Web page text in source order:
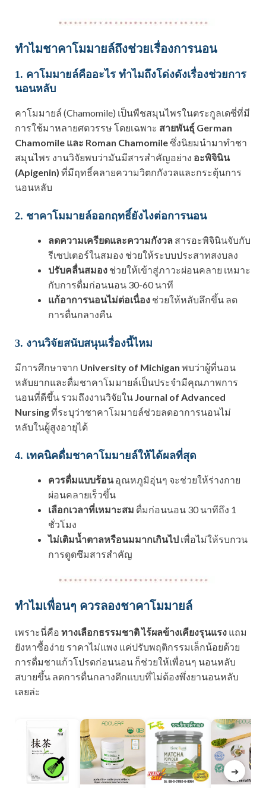
ทำไมชาคาโมมายล์ถึงช่วยเรื่องการนอน
1. คาโมมายล์คืออะไร ทำไมถึงโด่งดังเรื่องช่วยการ
นอนหลับ
คาโมมายล์ (Chamomile) เป็นพืชสมุนไพรในตระกูลเดซี่ที่มี
การใช้มาหลายศตวรรษ โดยเฉพาะ สายพันธุ์ German
Chamomile และ Roman Chamomileซึ่งนิยมนำมาทำชา
สมุนไพร งานวิจัยพบว่ามันมีสารสำคัญอย่าง อะพิจินิน
(Apigenin) ที่มีฤทธิ์คลายความวิตกกังวลและกระตุ้นการ
นอนหลับ
2. ชาคาโมมายล์ออกฤทธิ์ยังไงต่อการนอน
ลดความเครียดและความกังวล สารอะพิจินินจับกับ
รีเซปเตอร์ในสมอง ช่วยให้ระบบประสาทสงบลง
ปรับคลื่นสมอง ช่วยให้เข้าสู่ภาวะผ่อนคลาย เหมาะ
กับการดื่มก่อนนอน 30-60 นาที
แก้อาการนอนไม่ต่อเนื่อง ช่วยให้หลับลึกขึ้น ลด
การตื่นกลางคืน
3. งานวิจัยสนับสนุนเรื่องนี้ไหม
มีการศึกษาจาก University of Michigan พบว่าผู้ที่นอน
หลับยากและดื่มชาคาโมมายล์เป็นประจำมีคุณภาพการ
นอนที่ดีขึ้น รวมถึงงานวิจัยใน Journal of Advanced
Nursingที่ระบุว่าชาคาโมมายล์ช่วยลดอาการนอนไม่
หลับในผู้สูงอายุได้
4. เทคนิคดื่มชาคาโมมายล์ให้ได้ผลที่สุด
ควรดื่มแบบร้อนอุณหภูมิอุ่นๆ จะช่วยให้ร่างกาย
ผ่อนคลายเร็วขึ้น
เลือกเวลาที่เหมาะสม ดื่มก่อนนอน 30 นาทีถึง 1
ชั่วโมง
ไม่เติมน้ำตาลหรือนมมากเกินไป เพื่อไม่ให้รบกวน
การดูดซึมสารสำคัญ
ทำไมเพื่อนๆ ควรลองชาคาโมมายล์
เพราะนี่คือ ทางเลือกธรรมชาติ ไร้ผลข้างเคียงรุนแรง แถม
ยังหาซื้อง่าย ราคาไม่แพง แค่ปรับพฤติกรรมเล็กน้อยด้วย
การดื่มชาแก้วโปรดก่อนนอน ก็ช่วยให้เพื่อนๆ นอนหลับ
สบายขึ้น ลดการตื่นกลางดึกแบบที่ไม่ต้องพึ่งยานอนหลับ
เลยล่ะ
➔